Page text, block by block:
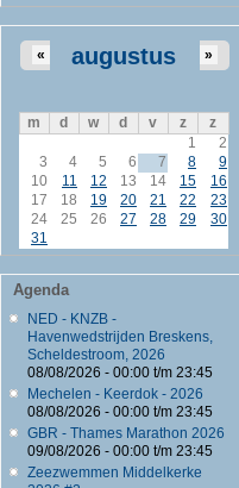
augustus
« »
m d w d v z
z
1
2
3
4 5 6 7 8
9
10
11 12 13 14 15
16
17
18 19 20 21 22
23
24
25 26 27 28 29
30
31
Agenda
NED - KNZB -
Havenwedstrijden Breskens,
Scheldestroom, 2026
08/08/2026 - 00:00t/m 23:45
Mechelen - Keerdok - 2026
08/08/2026 - 00:00t/m 23:45
GBR - Thames Marathon 2026
09/08/2026 - 00:00t/m 23:45
Zeezwemmen Middelkerke